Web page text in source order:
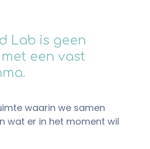
Lab is geen
een vast
waarin we samen
wat er in het moment wil